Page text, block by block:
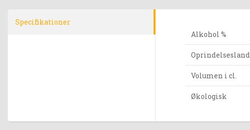
Specifikationer
Alkohol %
Oprindelsesland
Volumen i cl.
Økologisk